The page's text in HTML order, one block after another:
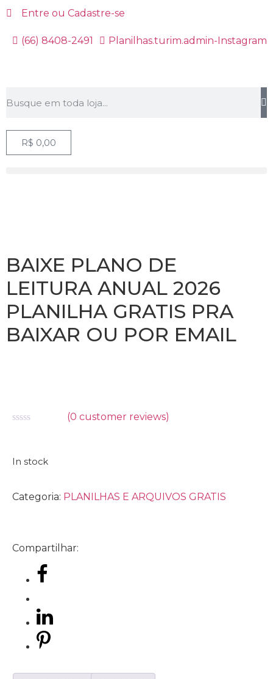
Entre ou Cadastre-se
(66) 8408-2491 Planilhas.turim.admin-Instagram
R$ 0,00
BAIXE PLANO DE
LEITURA ANUAL 2026
PLANILHA GRATIS PRA
BAIXAR OU POR EMAIL
5
(0 customer reviews)
In stock
Categoria: PLANILHAS E ARQUIVOS GRATIS
Compartilhar: